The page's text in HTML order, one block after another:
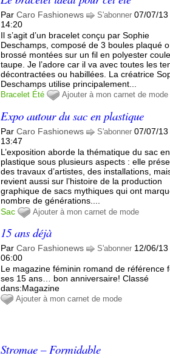
ParCaro Fashionews S'abonner 07/07/13
14:20
Il s’agit d’un bracelet conçu par Sophie
Deschamps, composé de 3 boules plaqué
brossé montées sur un fil en polyester
taupe. Je l’adore car il va avec toutes les
décontractées ou habillées. La créatrice
Deschamps utilise principalement...
Bracelet Été Ajouter à mon carnet de mode
Expo autour du sac en plastique
ParCaro Fashionews S'abonner 07/07/13
13:47
L’exposition aborde la thématique du sac en
plastique sous plusieurs aspects : elle
des travaux d’artistes, des installations,
revient aussi sur l’histoire de la production
graphique de sacs mythiques qui ont
nombre de générations....
Sac
Ajouter à mon carnet de mode
15 ans déjà
ParCaro Fashionews S'abonner 12/06/13
06:00
Le magazine féminin romand de référence
ses 15 ans… bon anniversaire! Classé
dans:Magazine
Ajouter à mon carnet de mode
Stromae – Formidable